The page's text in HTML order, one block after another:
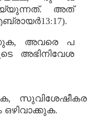
അത്
അവരെ പ
അഭിനിവേശ
സുവിശേഷീകര